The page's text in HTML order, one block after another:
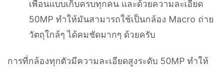
เพื่อนแบบเก็บครบทุกคน และด้วยความละเอียด
50MP ทำให้มันสามารถใช้เป็นกล้อง Macro ถ่าย
วัตถุใกล้ๆ ได้คมชัดมากๆ ด้วยครับ
การที่กล้องทุกตัวมีความละเอียดสูงระดับ 50MP ทำให้